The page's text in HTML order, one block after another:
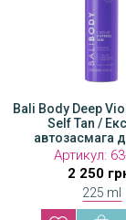
Vivant Day
SPF 15 w/ Zinc
Денний
Артикул:255-
8 780 грн
Bali Body Deep
Self Tan /
автозасмага
Артикул:
2 250
225 ml